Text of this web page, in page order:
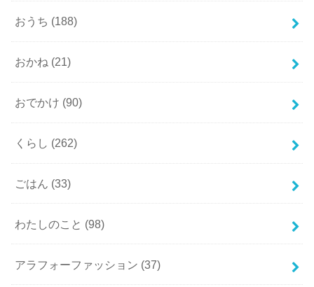
おうち (188)
おかね (21)
おでかけ (90)
くらし (262)
ごはん (33)
わたしのこと (98)
アラフォーファッション (37)